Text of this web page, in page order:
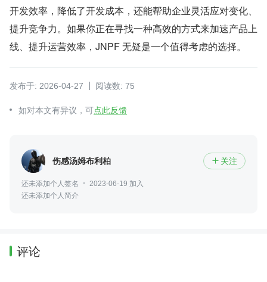
开发效率，降低了开发成本，还能帮助企业灵活应对变化、
提升竞争力。如果你正在寻找一种高效的方式来加速产品上
线、提升运营效率，JNPF 无疑是一个值得考虑的选择。
发布于: 2026-04-27 阅读数: 75
如对本文有异议，可点此反馈
伤感汤姆布利柏  关注
还未添加个人签名
2023-06-19 加入
还未添加个人简介
评论